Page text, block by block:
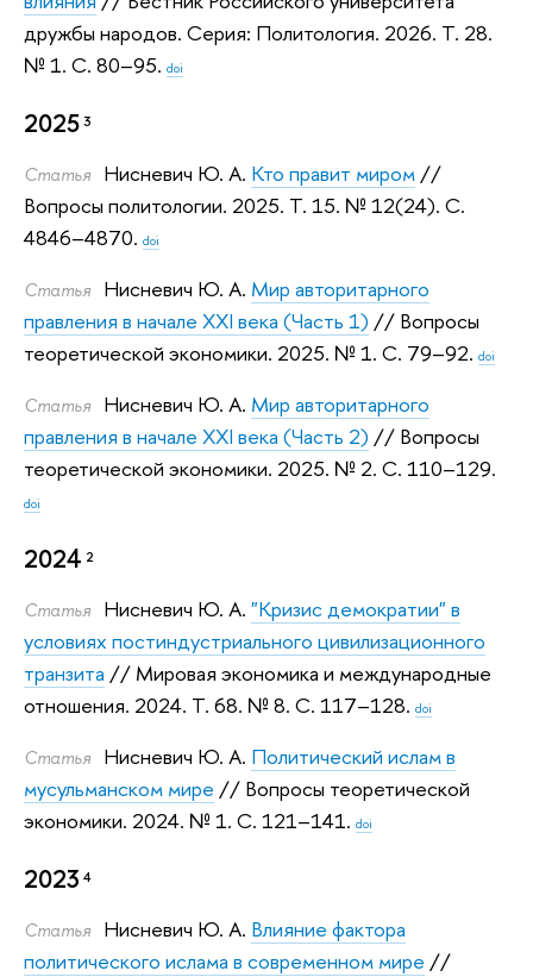
дружбы народов. Серия: Политология. 2026. Т. 28.
№ 1. С. 80–95. doi
20253
Статья Нисневич Ю. А. Кто правит миром //
Вопросы политологии. 2025. Т. 15. № 12(24). С.
4846–4870. doi
Статья Нисневич Ю. А. Мир авторитарного
правления в начале XXI века (Часть 1) // Вопросы
теоретической экономики. 2025. № 1. С. 79–92. doi
Статья Нисневич Ю. А. Мир авторитарного
правления в начале XXI века (Часть 2) // Вопросы
теоретической экономики. 2025. № 2. С. 110–129.
doi
2024 2
Статья Нисневич Ю. А. "Кризис демократии" в
условиях постиндустриального цивилизационного
транзита // Мировая экономика и международные
отношения. 2024. Т. 68. № 8. С. 117–128. doi
Статья Нисневич Ю. А. Политический ислам в
мусульманском мире // Вопросы теоретической
экономики. 2024. № 1. С. 121–141. doi
2023 4
Статья Нисневич Ю. А. Влияние фактора
политического ислама в современном мире //